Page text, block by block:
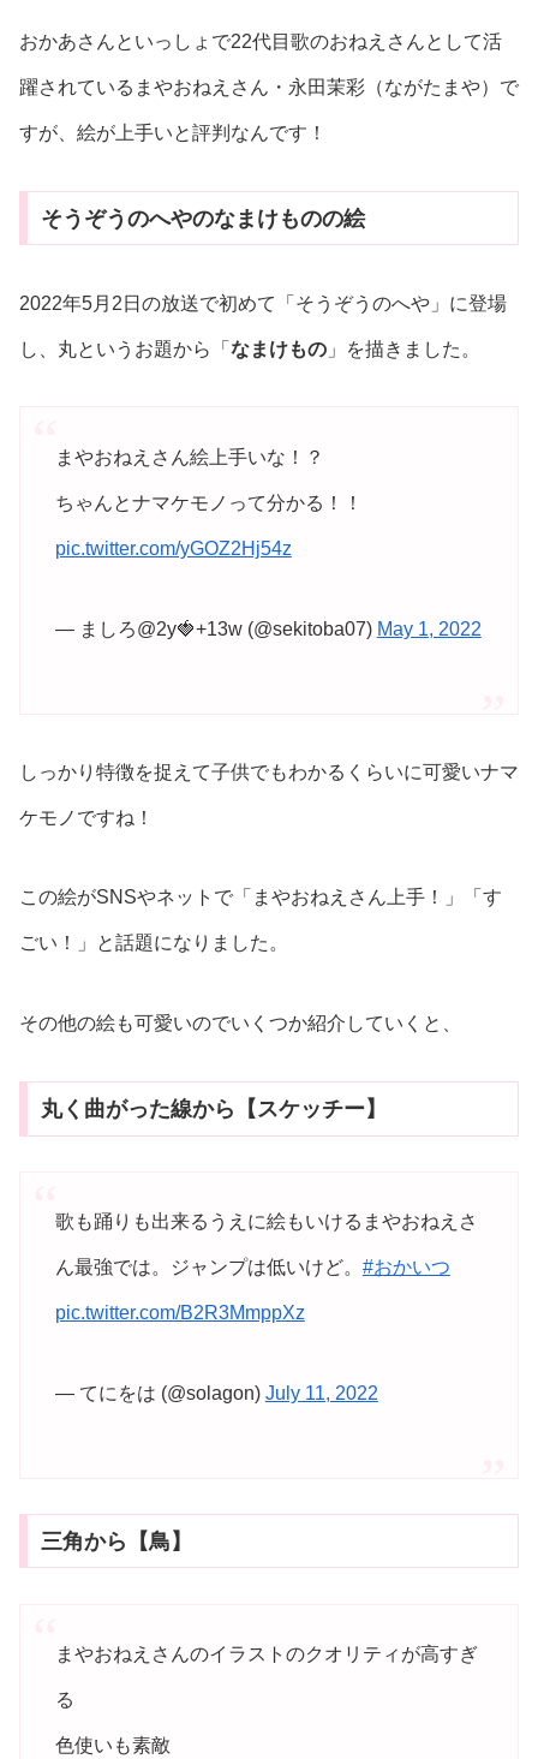
おかあさんといっしょで22代目歌のおねえさんとして活
躍されているまやおねえさん・永田茉彩（ながたまや）で
すが、絵が上手いと評判なんです！
そうぞうのへやのなまけものの絵
2022年5月2日の放送で初めて「そうぞうのへや」に登場
し、丸というお題から「 なまけもの 」を描きました。
まやおねえさん絵上手いな！？
ちゃんとナマケモノって分かる！！
pic.twitter.com/yGOZ2Hj54z
— ましろ@2y🍓+13w (@sekitoba07) May 1, 2022
しっかり特徴を捉えて子供でもわかるくらいに可愛いナマ
ケモノですね！
この絵がSNSやネットで「まやおねえさん上手！」「す
ごい！」と話題になりました。
その他の絵も可愛いのでいくつか紹介していくと、
丸く曲がった線から【スケッチー】
歌も踊りも出来るうえに絵もいけるまやおねえさ
ん最強では。ジャンプは低いけど。 #おかいつ
pic.twitter.com/B2R3MmppXz
— てにをは (@solagon) July 11, 2022
三角から【鳥】
まやおねえさんのイラストのクオリティが高すぎ
る
色使いも素敵